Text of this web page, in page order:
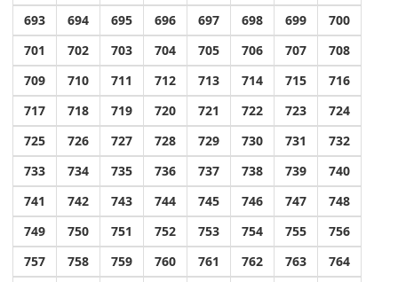
693
694 695 696 697 698 699
700
701
702 703 704 705 706 707
708
709
710 711 712 713 714 715
716
717
718 719 720 721 722 723
724
725
726 727 728 729 730 731
732
733
734 735 736 737 738 739
740
741
742 743 744 745 746 747
748
749
750 751 752 753 754 755
756
757
758 759 760 761 762 763
764